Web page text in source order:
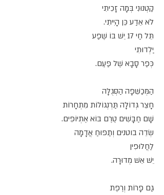
קַטְנוּנִי בְּמָה זָכִיתִי
לֹא אֵדַע כֵּן הָיִיתִי.
תֵּל חַי 17 יֵשׁ בּוֹ שֶׁפַע
יַלְדוּתִי
כְּפַר סָבָא שֶׁל פַּעַם.
הַמְּכַשֵּׁפָה הַסְּגֻלָּה
חָצֵר גְּדוֹלָה תַּרְנְגוֹלוֹת מִתְחָרוֹת
שָׁם חַבָּשִׁים טֶרֶם בּוֹא אֶתְיוֹפִּים.
שְׂדֵה בוטנים וְתַפּוּחַ אֲדָמָה
לַחֲלוּפִין
יֵשׁ אֵשׁ מְדוּרָה.
גַּם פָּרוֹת וְרֶפֶת